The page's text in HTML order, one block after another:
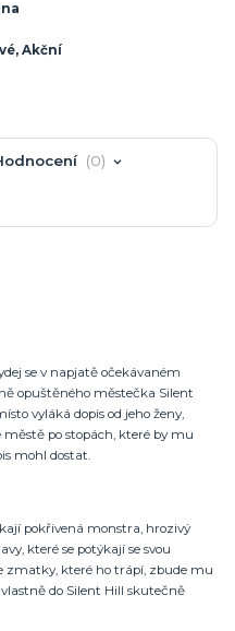
Akční
0
se v napjatě očekávaném
opuštěného městečka Silent
vyláká dopis od jeho ženy,
po stopách, které by mu
mohl dostat.
pokřivená monstra, hrozivý
které se potýkají se svou
zmatky, které ho trápí, zbude mu
do Silent Hill skutečně